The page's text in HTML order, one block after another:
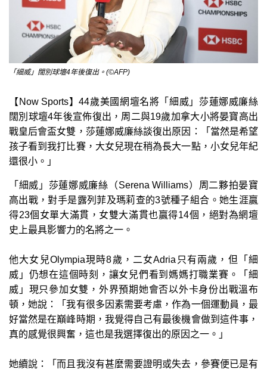
「細威」闊別球壇4年後復出。(©AFP)
【Now Sports】44歲美國網壇名將「細威」莎蓮娜威廉絲
闊別球壇4年後宣佈復出，周二與19歲加拿大小將晏寶高出
戰皇后會盃女雙，莎蓮娜威廉絲談復出原因：「當然是希望
孩子看到我打比賽，大女兒現在稍為長大一點，小女兒年紀
還很小。」
「細威」莎蓮娜威廉絲（Serena Williams）周二夥拍晏寶
高出戰，對手是露列菲及瑪莉查的3號種子組合。她生涯贏
得23個女單大滿貫，女雙大滿貫也贏得14個，絕對為網壇
史上最具影響力的名將之一。
他大女兒Olympia現時8歲，二女Adria只有兩歲，但「細
威」仍想在這個時刻，讓女兒們看到媽媽打職業賽。「細
威」現只參加女雙，外界預期她會否以外卡身份出戰溫布
頓，她說：「我有很多因素需要考慮，作為一個運動員，最
好當然是在巔峰時期，我覺得自己有最後機會做到這件事，
真的感覺很興奮，這也是我選擇復出的原因之一。」
她續說：「而且我沒有甚麼需要證明或失去，參賽便已是有